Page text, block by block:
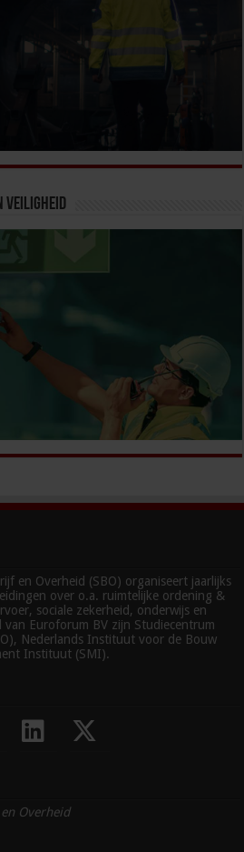
veiligheid
en Overheid (SBO) organiseert jaarlijks
over o.a. ruimtelijke ordening &
sociale zekerheid, onderwijs en
van Euroforum BV zijn Studiecentrum
Nederlands Instituut voor de Bouw
Instituut (SMI).
Overheid